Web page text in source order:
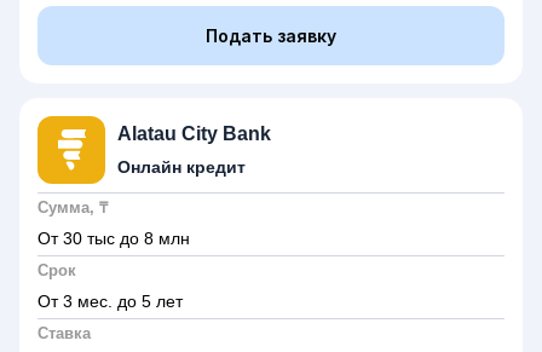
Подать заявку
Alatau City Bank
Онлайн кредит
Сумма, ₸
От 30 тыс до 8 млн
Срок
От 3 мес. до 5 лет
Ставка